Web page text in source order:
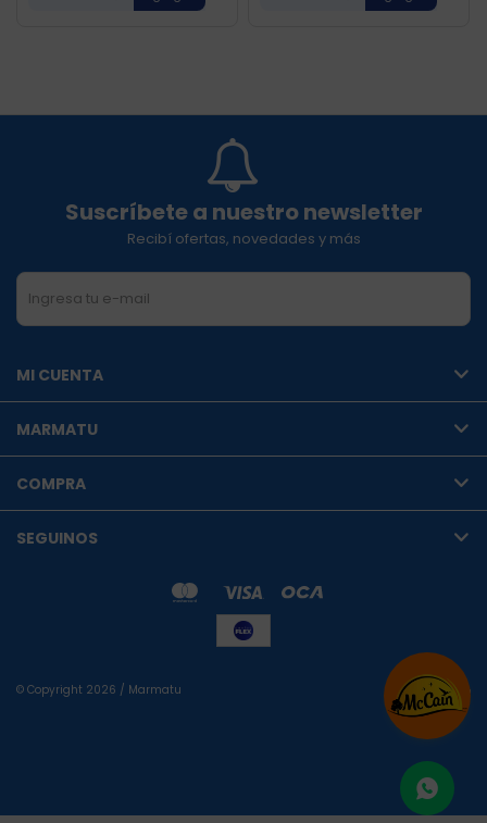
Suscríbete a nuestro newsletter
Recibí ofertas, novedades y más
MI CUENTA
MARMATU
COMPRA
SEGUINOS
© Copyright 2026 / Marmatu